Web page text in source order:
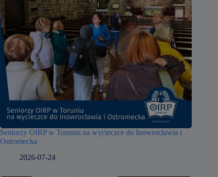
Seniorzy OIRP w Toruniu na wycieczce do Inowrocławia i
Ostromecka
2026-07-24